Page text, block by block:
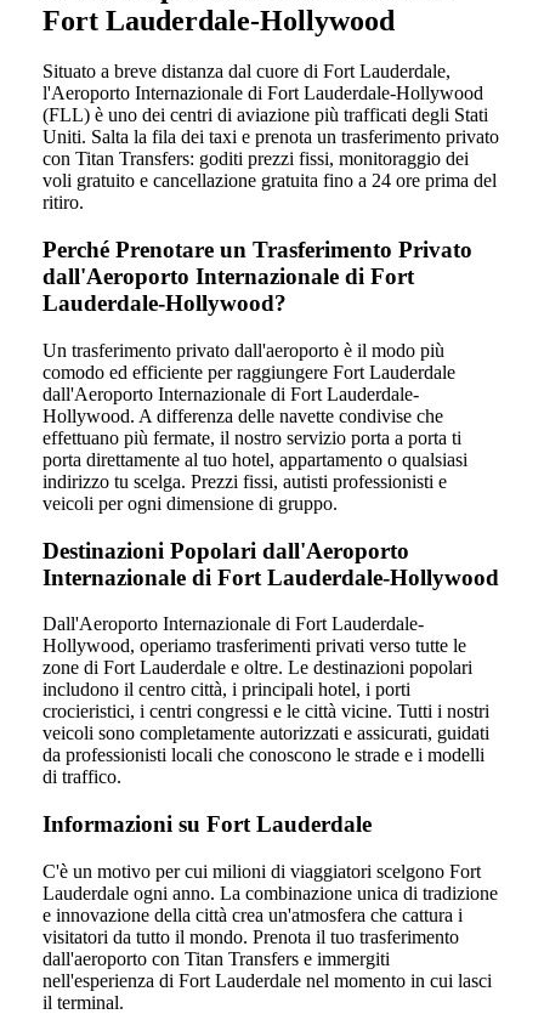
Fort Lauderdale-Hollywood
Situato a breve distanza dal cuore di Fort Lauderdale,
l'Aeroporto Internazionale di Fort Lauderdale-Hollywood
(FLL) è uno dei centri di aviazione più trafficati degli Stati
Uniti. Salta la fila dei taxi e prenota un trasferimento privato
con Titan Transfers: goditi prezzi fissi, monitoraggio dei
voli gratuito e cancellazione gratuita fino a 24 ore prima del
ritiro.
Perché Prenotare un Trasferimento Privato
dall'Aeroporto Internazionale di Fort
Lauderdale-Hollywood?
Un trasferimento privato dall'aeroporto è il modo più
comodo ed efficiente per raggiungere Fort Lauderdale
dall'Aeroporto Internazionale di Fort Lauderdale-
Hollywood. A differenza delle navette condivise che
effettuano più fermate, il nostro servizio porta a porta ti
porta direttamente al tuo hotel, appartamento o qualsiasi
indirizzo tu scelga. Prezzi fissi, autisti professionisti e
veicoli per ogni dimensione di gruppo.
Destinazioni Popolari dall'Aeroporto
Internazionale di Fort Lauderdale-Hollywood
Dall'Aeroporto Internazionale di Fort Lauderdale-
Hollywood, operiamo trasferimenti privati verso tutte le
zone di Fort Lauderdale e oltre. Le destinazioni popolari
includono il centro città, i principali hotel, i porti
crocieristici, i centri congressi e le città vicine. Tutti i nostri
veicoli sono completamente autorizzati e assicurati, guidati
da professionisti locali che conoscono le strade e i modelli
di traffico.
Informazioni su Fort Lauderdale
C'è un motivo per cui milioni di viaggiatori scelgono Fort
Lauderdale ogni anno. La combinazione unica di tradizione
e innovazione della città crea un'atmosfera che cattura i
visitatori da tutto il mondo. Prenota il tuo trasferimento
dall'aeroporto con Titan Transfers e immergiti
nell'esperienza di Fort Lauderdale nel momento in cui lasci
il terminal.